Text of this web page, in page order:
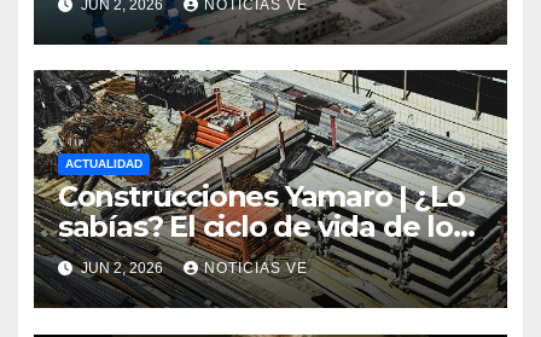
global
JUN 2, 2026 NOTICIAS VE
ACTUALIDAD
Construcciones Yamaro | ¿Lo
sabías? El ciclo de vida de los
materiales de construcción
revoluciona eficiencia en
proyectos modernos
JUN 2, 2026 NOTICIAS VE